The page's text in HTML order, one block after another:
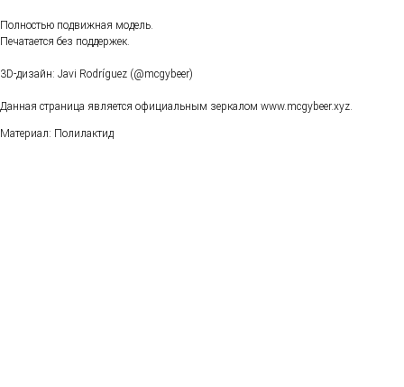
Полностью подвижная модель.
Печатается без поддержек.
3D-дизайн: Javi Rodríguez (@mcgybeer)
Данная страница является официальным зеркалом www.mcgybeer.xyz.
Материал: Полилактид